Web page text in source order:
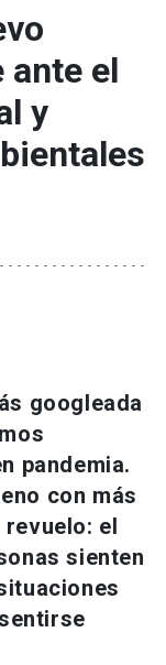
ante el
y
googleada
pandemia.
con más
el
sienten